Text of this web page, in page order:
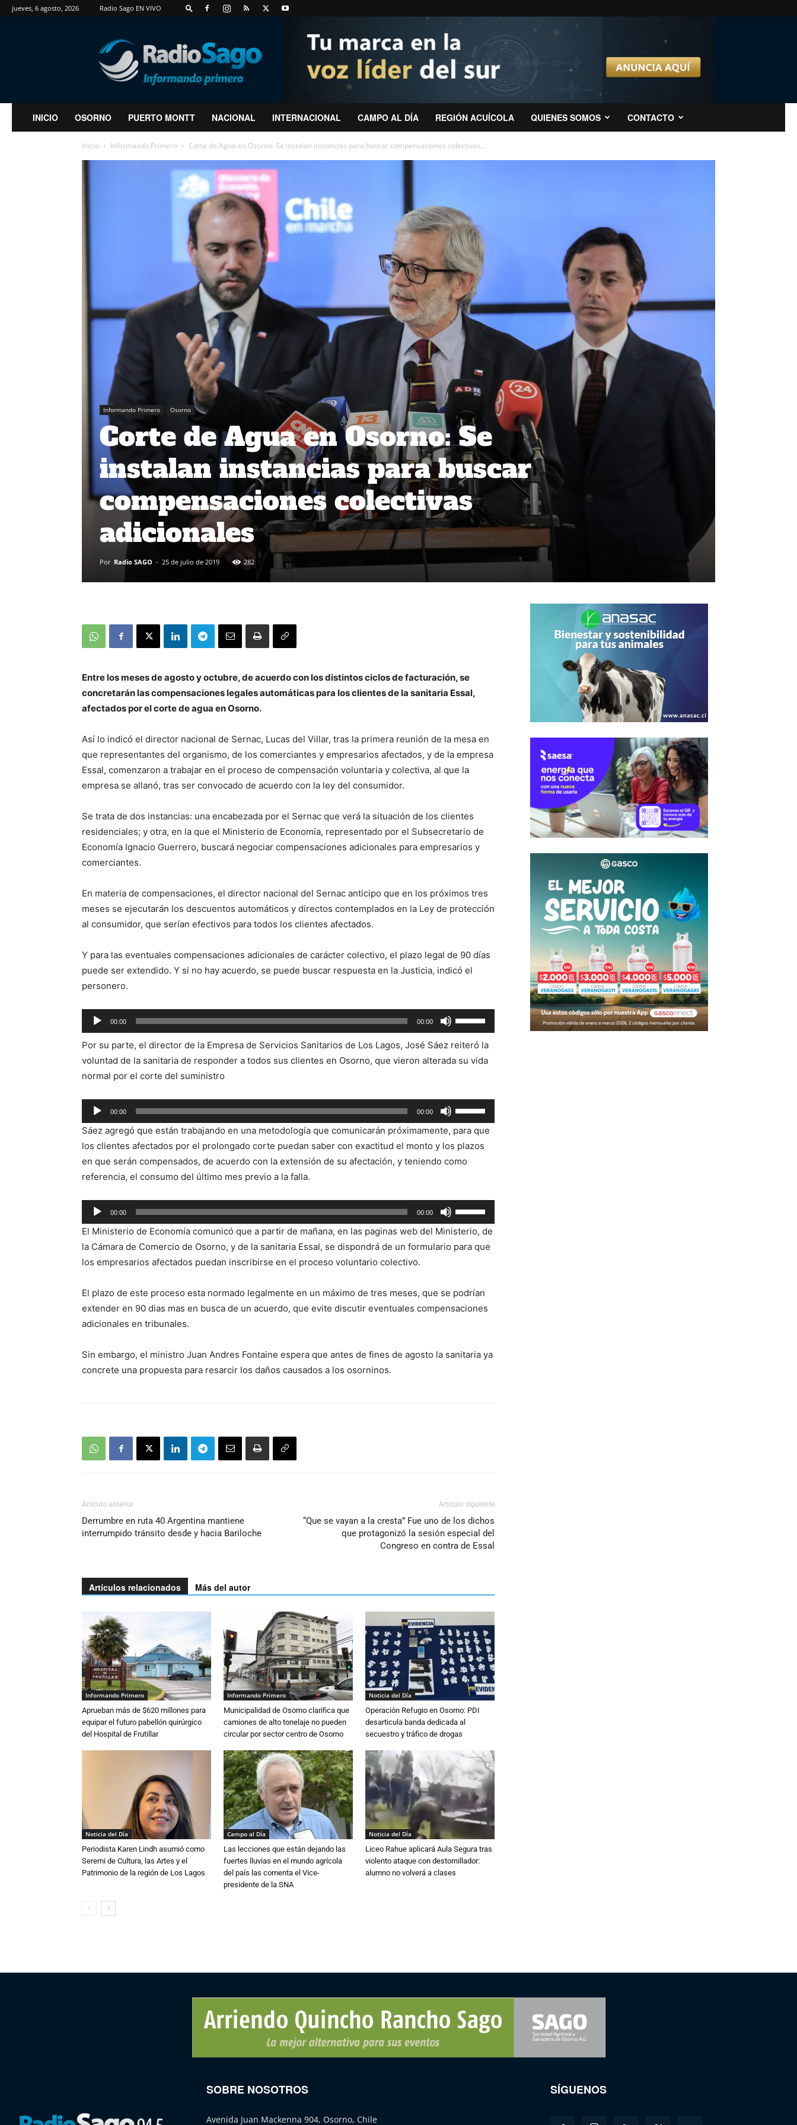
jueves, 6 agosto, 2026 Radio Sago EN VIVO
RadioSago
INICIO OSORNO PUERTO MONTT NACIONAL INTERNACIONAL CAMPO AL DÍA REGIÓN ACUÍCOLA QUIENES SOMOS CONTACTO
Inicio Informando Primero Corte de Agua en Osorno: Se instalan instancias para buscar compensaciones colectivas...
Informando Primero Osorno
Corte de Agua en Osorno: Se
instalan instancias para buscar
compensaciones colectivas
adicionales
Por Radio SAGO - 25 de julio de 2019 282
Entre los meses de agosto y octubre, de acuerdo con los distintos ciclos de facturación, se
concretarán las compensaciones legales automáticas para los clientes de la sanitaria Essal,
afectados por el corte de agua en Osorno.
Así lo indicó el director nacional de Sernac, Lucas del Villar, tras la primera reunión de la mesa en
que representantes del organismo, de los comerciantes y empresarios afectados, y de la empresa
Essal, comenzaron a trabajar en el proceso de compensación voluntaria y colectiva, al que la
empresa se allanó, tras ser convocado de acuerdo con la ley del consumidor.
Se trata de dos instancias: una encabezada por el Sernac que verá la situación de los clientes
residenciales; y otra, en la que el Ministerio de Economía, representado por el Subsecretario de
Economía Ignacio Guerrero, buscará negociar compensaciones adicionales para empresarios y
comerciantes.
En materia de compensaciones, el director nacional del Sernac anticipo que en los próximos tres
meses se ejecutarán los descuentos automáticos y directos contemplados en la Ley de protección
al consumidor, que serían efectivos para todos los clientes afectados.
Y para las eventuales compensaciones adicionales de carácter colectivo, el plazo legal de 90 días
puede ser extendido. Y si no hay acuerdo, se puede buscar respuesta en la Justicia, indicó el
personero.
Reproductor
de
audio
00:00 00:00
las
teclas
de
para
aumentar
Por su parte, el director de la Empresa de Servicios Sanitarios de Los Lagos, José Sáez reiteró la
voluntad de la sanitaria de responder a todos sus clientes en Osorno, que vieron alterada su vida
normal por el corte del suministro
Reproductor
de
audio
00:00 00:00
las
teclas
de
flecha
para
aumentar
o
disminuir
Sáez agregó que están trabajando en una metodología que comunicarán próximamente, para que
los clientes afectados por el prolongado corte puedan saber con exactitud el monto y los plazos
en que serán compensados, de acuerdo con la extensión de su afectación, y teniendo como
referencia, el consumo del último mes previo a la falla.
Reproductor
de
audio
00:00 00:00
las
teclas
de
para
aumentar
el
El Ministerio de Economía comunicó que a partir de mañana, en las paginas web del Ministerio, de
la Cámara de Comercio de Osorno, y de la sanitaria Essal, se dispondrá de un formulario para que
los empresarios afectados puedan inscribirse en el proceso voluntario colectivo.
El plazo de este proceso esta normado legalmente en un máximo de tres meses, que se podrían
extender en 90 dias mas en busca de un acuerdo, que evite discutir eventuales compensaciones
adicionales en tribunales.
Sin embargo, el ministro Juan Andres Fontaine espera que antes de fines de agosto la sanitaria ya
concrete una propuesta para resarcir los daños causados a los osorninos.
Artículo anterior
Derrumbre en ruta 40 Argentina mantiene
interrumpido tránsito desde y hacia Bariloche
Artículo siguiente
“Que se vayan a la cresta” Fue uno de los dichos
que protagonizó la sesión especial del
Congreso en contra de Essal
Artículos relacionados Más del autor
Informando Primero
Aprueban más de $620 millones para
equipar el futuro pabellón quirúrgico
del Hospital de Frutillar
Informando Primero
Municipalidad de Osorno clarifica que
camiones de alto tonelaje no pueden
circular por sector centro de Osorno
Noticia del Día
Operación Refugio en Osorno: PDI
desarticula banda dedicada al
secuestro y tráfico de drogas
Noticia del Día
Periodista Karen Lindh asumió como
Seremi de Cultura, las Artes y el
Patrimonio de la región de Los Lagos
Campo al Día
Las lecciones que están dejando las
fuertes lluvias en el mundo agrícola
del país las comenta el Vice-
presidente de la SNA
Noticia del Día
Liceo Rahue aplicará Aula Segura tras
violento ataque con destornillador:
alumno no volverá a clases
SOBRE NOSOTROS
Avenida Juan Mackenna 904, Osorno, Chile
SÍGUENOS